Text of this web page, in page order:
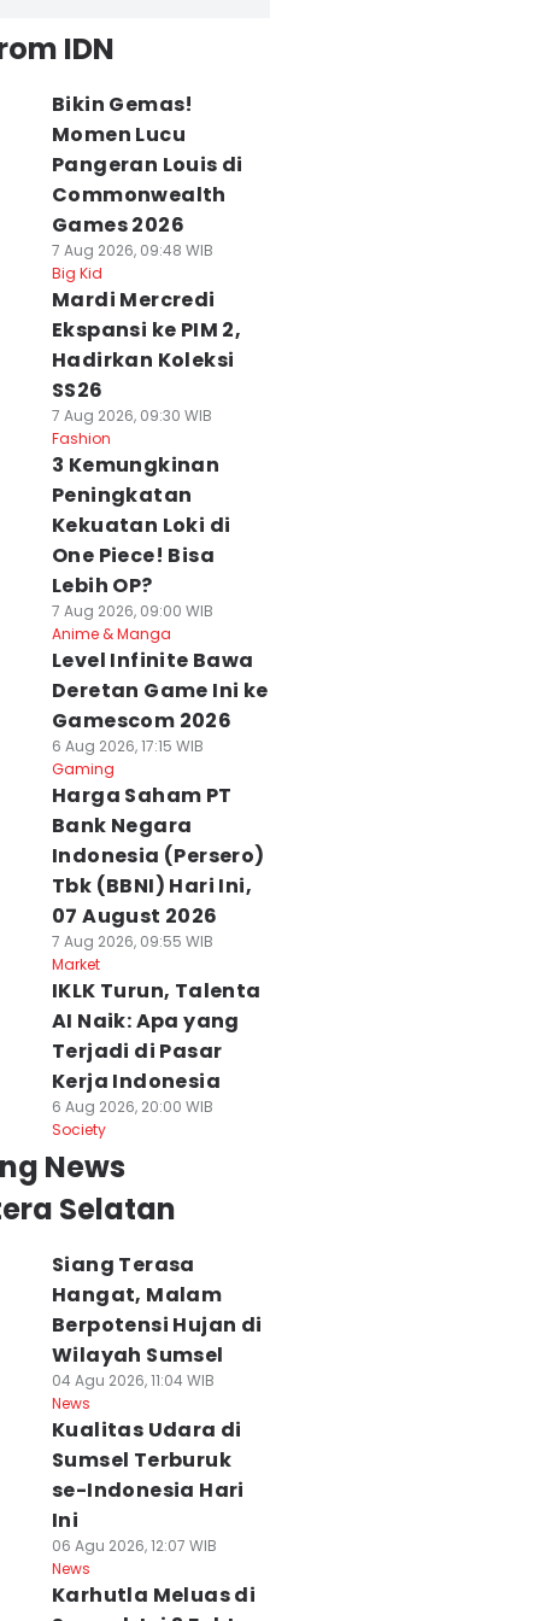
IDN
Bikin Gemas!
Momen Lucu
Pangeran Louis di
Commonwealth
Games 2026
7 Aug 2026, 09:48 WIB
Big Kid
Mardi Mercredi
Ekspansi ke PIM 2,
Hadirkan Koleksi
SS26
7 Aug 2026, 09:30 WIB
Fashion
3 Kemungkinan
Peningkatan
Kekuatan Loki di
One Piece! Bisa
Lebih OP?
7 Aug 2026, 09:00 WIB
Anime & Manga
Level Infinite Bawa
Deretan Game Ini ke
Gamescom 2026
6 Aug 2026, 17:15 WIB
Gaming
Harga Saham PT
Bank Negara
Indonesia (Persero)
Tbk (BBNI) Hari Ini,
07 August 2026
7 Aug 2026, 09:55 WIB
Market
IKLK Turun, Talenta
AI Naik: Apa yang
Terjadi di Pasar
Kerja Indonesia
6 Aug 2026, 20:00 WIB
Society
News
Selatan
Siang Terasa
Hangat, Malam
Berpotensi Hujan di
Wilayah Sumsel
04 Agu 2026, 11:04 WIB
News
Kualitas Udara di
Sumsel Terburuk
se-Indonesia Hari
Ini
06 Agu 2026, 12:07 WIB
News
Karhutla Meluas di